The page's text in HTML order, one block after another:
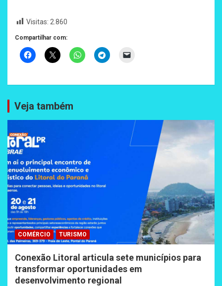
Visitas: 2.860
Compartilhar com:
Veja também
COMÉRCIO TURISMO
Conexão Litoral articula sete municípios para
transformar oportunidades em
desenvolvimento regional